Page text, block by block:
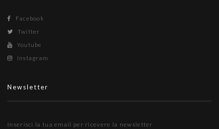
Facebook
Twitter
Youtube
Instagram
Newsletter
Inserisci la tua email per ricevere la newsletter